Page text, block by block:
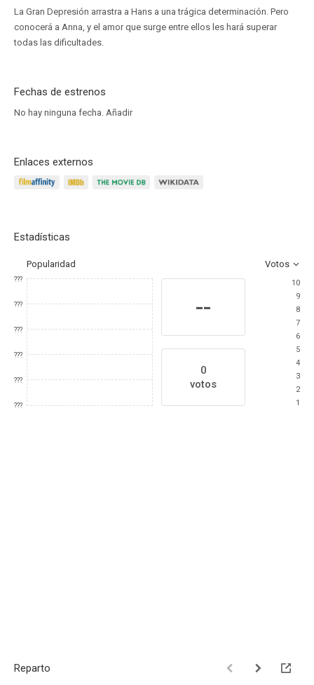
La Gran Depresión arrastra a Hans a una trágica determinación. Pero
conocerá a Anna, y el amor que surge entre ellos les hará superar
todas las dificultades.
Fechas de estrenos
No hay ninguna fecha. Añadir
Enlaces externos
Estadísticas
Popularidad Votos
???
???
???
???
???
???
--
0
votos
10
9
8
7
6
5
4
3
2
1
Reparto